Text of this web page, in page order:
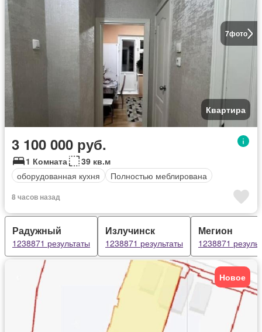
7фото
Квартира
3 100 000 руб.
1 Комната
39 кв.м
оборудованная кухня
Полностью меблирована
8 часов назад
Радужный
1238871 результаты
Излучинск
1238871 результаты
Мегион
1238871
Новое